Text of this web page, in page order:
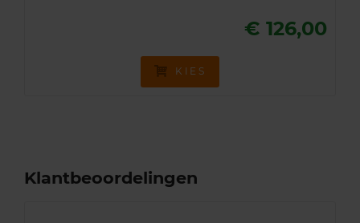
€ 126,00
KIES
Klantbeoordelingen